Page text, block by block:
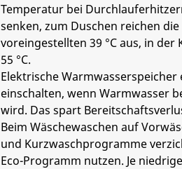
Temperatur bei
senken, zum Duschen reichen die
voreingestellten 39 °C aus, in der
55 °C.
Elektrische Warmwasserspeicher
einschalten, wenn Warmwasser
wird. Das spart
Beim Wäschewaschen auf
und Kurzwaschprogramme
Eco-Programm nutzen. Je